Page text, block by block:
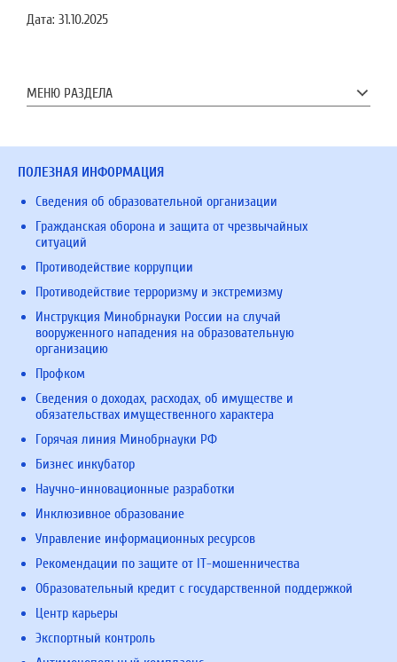
Дата: 31.10.2025
МЕНЮ РАЗДЕЛА
ПОЛЕЗНАЯ ИНФОРМАЦИЯ
Сведения об образовательной организации
Гражданская оборона и защита от чрезвычайных
ситуаций
Противодействие коррупции
Противодействие терроризму и экстремизму
Инструкция Минобрнауки России на случай
вооруженного нападения на образовательную
организацию
Профком
Сведения о доходах, расходах, об имуществе и
обязательствах имущественного характера
Горячая линия Минобрнауки РФ
Бизнес инкубатор
Научно-инновационные разработки
Инклюзивное образование
Управление информационных ресурсов
Рекомендации по защите от IT-мошенничества
Образовательный кредит с государственной поддержкой
Центр карьеры
Экспортный контроль